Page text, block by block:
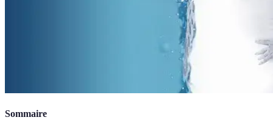
Sommaire